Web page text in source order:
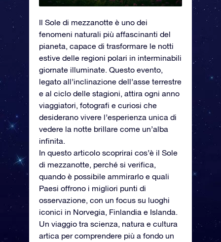
Il Sole di mezzanotte è uno dei
fenomeni naturali più affascinanti del
pianeta, capace di trasformare le notti
estive delle regioni polari in interminabili
giornate illuminate. Questo evento,
legato all’inclinazione dell’asse terrestre
e al ciclo delle stagioni, attira ogni anno
viaggiatori, fotografi e curiosi che
desiderano vivere l’esperienza unica di
vedere la notte brillare come un’alba
infinita.
In questo articolo scoprirai cos’è il Sole
di mezzanotte, perché si verifica,
quando è possibile ammirarlo e quali
Paesi offrono i migliori punti di
osservazione, con un focus su luoghi
iconici in Norvegia, Finlandia e Islanda.
Un viaggio tra scienza, natura e cultura
artica per comprendere più a fondo un